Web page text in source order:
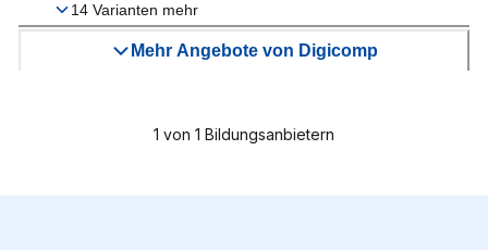
14 Varianten mehr
Mehr Angebote von Digicomp
1 von 1 Bildungsanbietern